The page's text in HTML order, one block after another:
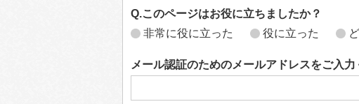
Q.このページはお役に立ちましたか？
非常に役に立った
役に立った
メール認証のためのメールアドレスをご入力